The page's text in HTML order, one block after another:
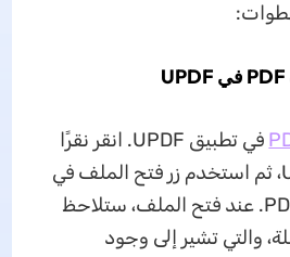
في تطبيق UPDF. انقر نقرًا
مزدوجًا لفتح UPDF، ثم استخدم زر فتح الملف في
الأعلى لفتح ملف PDF. عند فتح الملف، ستلاحظ
والتي تشير إلى وجود